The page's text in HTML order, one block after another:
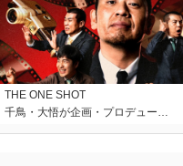
THE ONE SHOT
千鳥・大悟が企画・プロデュー…